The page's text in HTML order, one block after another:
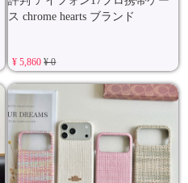
ス chrome hearts ブランド
¥ 5,860¥ 0